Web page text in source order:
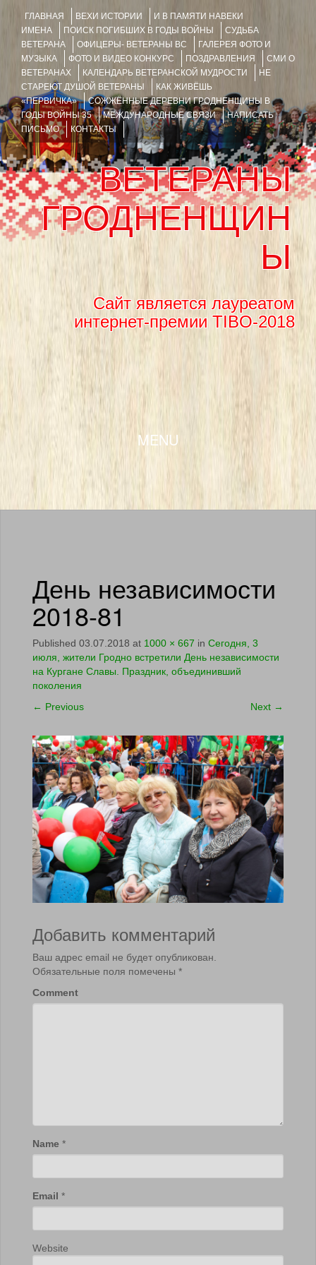
ГЛАВНАЯ ВЕХИ ИСТОРИИ
И В ПАМЯТИ НАВЕКИ
ИМЕНА
ПОИСК ПОГИБШИХ В ГОДЫ ВОЙНЫ
СУДЬБА
ВЕТЕРАНА
ОФИЦЕРЫ- ВЕТЕРАНЫ ВС
ГАЛЕРЕЯ ФОТО И
МУЗЫКА
ФОТО И ВИДЕО КОНКУРС ПОЗДРАВЛЕНИЯ
СМИ О
ВЕТЕРАНАХ
КАЛЕНДАРЬ ВЕТЕРАНСКОЙ МУДРОСТИ
НЕ
СТАРЕЮТ ДУШОЙ ВЕТЕРАНЫ
КАК ЖИВЁШЬ
«ПЕРВИЧКА»
СОЖЖЁННЫЕ ДЕРЕВНИ ГРОДНЕНЩИНЫ В
ГОДЫ ВОЙНЫ 35
МЕЖДУНАРОДНЫЕ СВЯЗИ
НАПИСАТЬ
ПИСЬМО
КОНТАКТЫ
ВЕТЕРАНЫ
ГРОДНЕНЩИН
Ы
Сайт является лауреатом
интернет-премии TIBO-2018
MENU
День независимости
2018-81
Published 03.07.2018 at 1000 × 667 in Сегодня, 3
июля, жители Гродно встретили День независимости
на Кургане Славы. Праздник, объединивший
поколения
← Previous Next →
Добавить комментарий
Ваш адрес email не будет опубликован.
Обязательные поля помечены *
Comment
Name *
Email *
Website